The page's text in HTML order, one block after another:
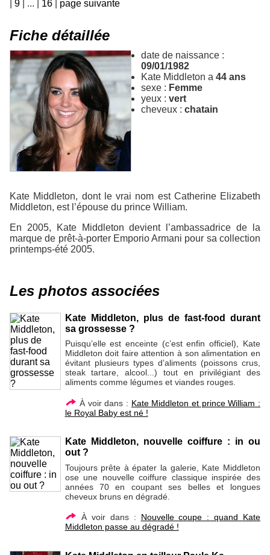
9 ... 16 page suivante
Fiche détaillée
date de naissance :
09/01/1982
Kate Middleton a 44 ans
sexe : Femme
yeux : vert
cheveux : chatain
Kate Middleton, dont le vrai nom est Catherine Elizabeth
Middleton, est l’épouse du prince William.
En 2005, Kate Middleton devient l’ambassadrice de la
marque de prêt-à-porter Emporio Armani pour sa collection
printemps-été 2005.
Les photos associées
Kate Middleton, plus de fast-food durant
sa grossesse ?
Puisqu’elle est enceinte (c’est enfin officiel), Kate
Middleton doit faire attention à son alimentation en
évitant plusieurs types d’aliments (poissons crus,
steak tartare, alcool...) tout en privilégiant des
aliments comme légumes et viandes rouges.
À voir dans : Kate Middleton et prince William :
le Royal Baby est né !
Kate Middleton, nouvelle coiffure : in ou
out ?
Toujours prête à épater la galerie, Kate Middleton
ose une nouvelle coiffure classique inspirée des
années 70 en coupant ses belles et longues
cheveux bruns en dégradé.
À voir dans : Nouvelle coupe : quand Kate
Middleton passe au dégradé !